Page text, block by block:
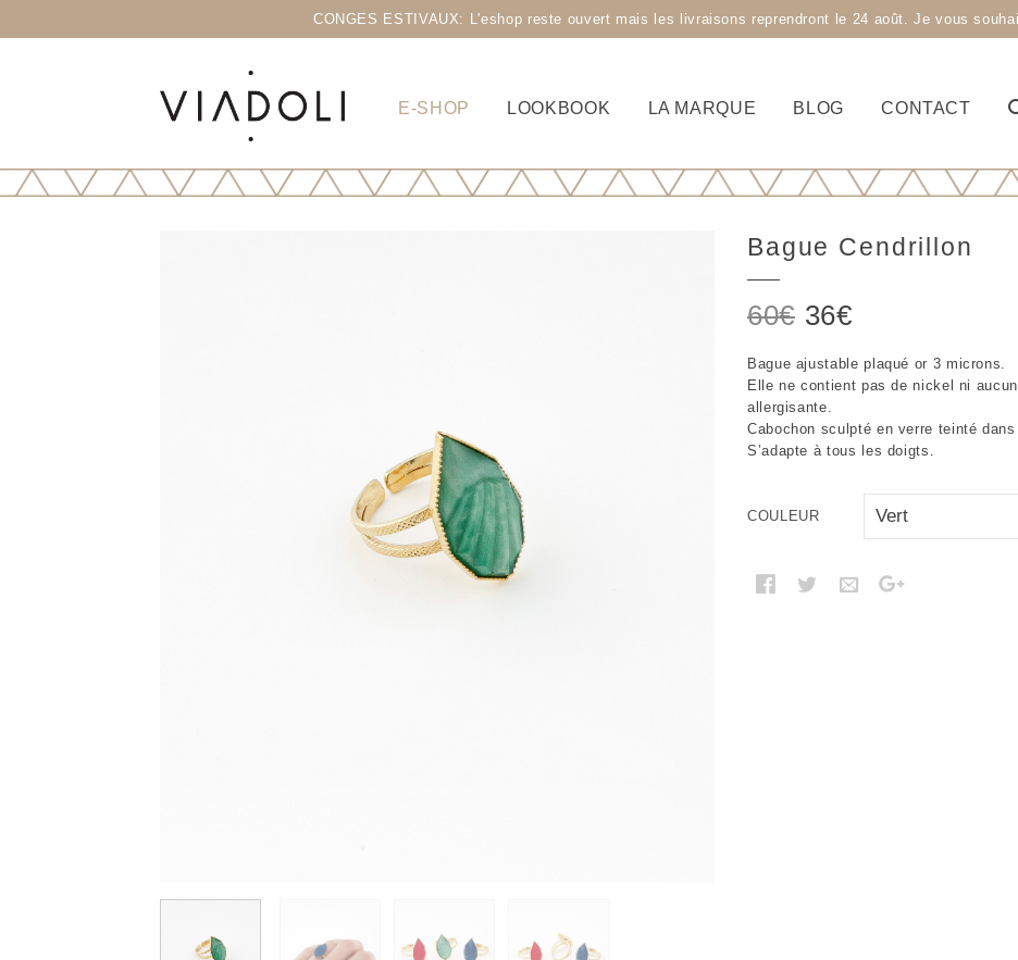
CONGES ESTIVAUX: L'eshop reste ouvert mais les livraisons reprendront le 24 août. Je vous
E-SHOP LOOKBOOK LA MARQUE BLOG CONTACT
Bague Cendrillon
60€ Le
initial
était :
60€.
36€Le
actuel
36€.
Bague ajustable plaqué or 3 microns.
Elle ne contient pas de nickel ni
allergisante.
Cabochon sculpté en verre teinté
S’adapte à tous les doigts.
COULEUR